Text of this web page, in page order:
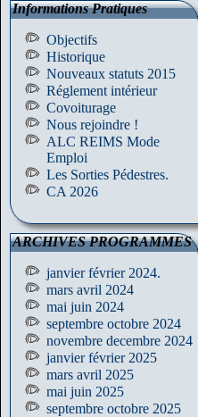
Informations Pratiques
Objectifs
Historique
Nouveaux statuts 2015
Réglement intérieur
Covoiturage
Nous rejoindre !
ALC REIMS Mode
Emploi
Les Sorties Pédestres.
CA 2026
ARCHIVES PROGRAMMES
janvier février 2024.
mars avril 2024
mai juin 2024
septembre octobre 2024
novembre decembre 2024
janvier février 2025
mars avril 2025
mai juin 2025
septembre octobre 2025